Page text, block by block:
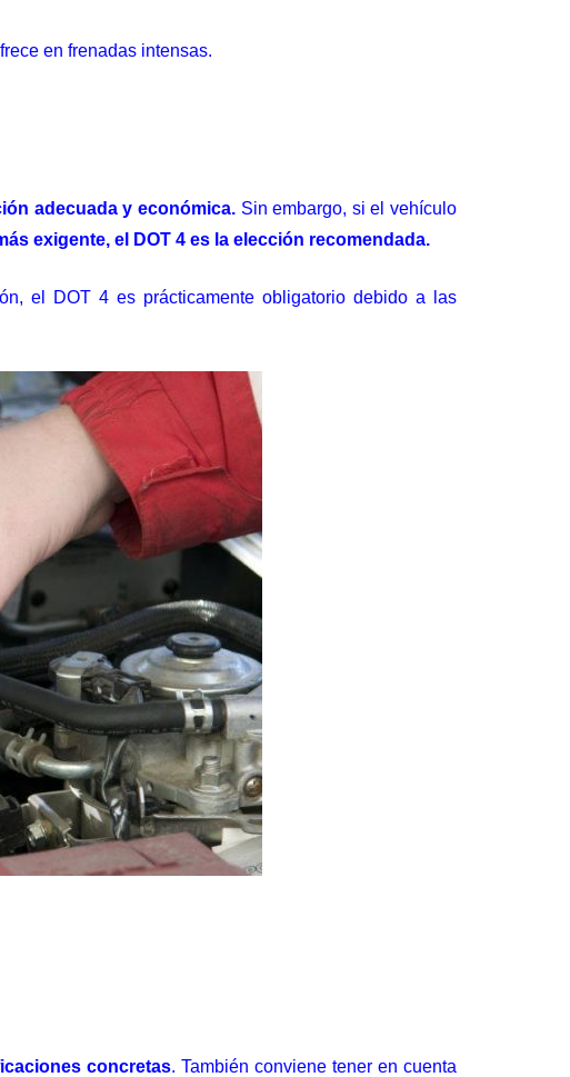
en frenadas intensas.
adecuada y económica. Sin embargo, si el vehículo
exigente, el DOT 4 es la elección recomendada.
el DOT 4 es prácticamente obligatorio debido a las
concretas. También conviene tener en cuenta